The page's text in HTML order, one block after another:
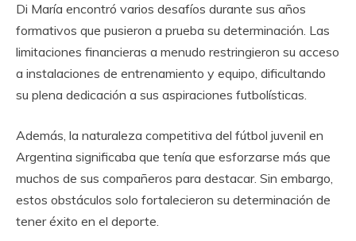
Di María encontró varios desafíos durante sus años
formativos que pusieron a prueba su determinación. Las
limitaciones financieras a menudo restringieron su acceso
a instalaciones de entrenamiento y equipo, dificultando
su plena dedicación a sus aspiraciones futbolísticas.
Además, la naturaleza competitiva del fútbol juvenil en
Argentina significaba que tenía que esforzarse más que
muchos de sus compañeros para destacar. Sin embargo,
estos obstáculos solo fortalecieron su determinación de
tener éxito en el deporte.